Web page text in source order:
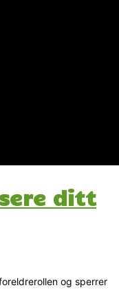
ditt
og sperrer